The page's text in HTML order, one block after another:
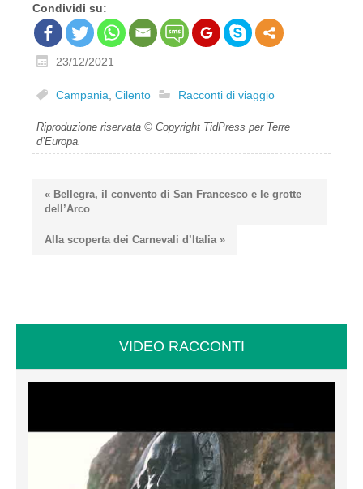
Condividi su:
23/12/2021
Campania, Cilento Racconti di viaggio
Riproduzione riservata © Copyright TidPress per Terre
d’Europa.
« Bellegra, il convento di San Francesco e le grotte
dell’Arco
Alla scoperta dei Carnevali d’Italia »
VIDEO RACCONTI